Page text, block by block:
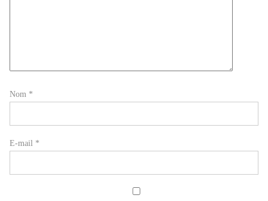
Nom *
E-mail *